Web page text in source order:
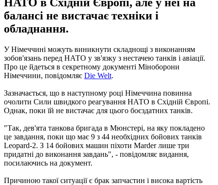
балансі не вистачає техніки і
обладнання.
У Німеччині можуть виникнути складнощі з виконанням
зобов'язань перед НАТО у зв'язку з нестачею танків і авіації.
Про це йдеться в секретному документі Міноборони
Німеччини, повідомляє Die Welt.
Зазначається, що в наступному році Німеччина повинна
очолити Сили швидкого реагування НАТО в Східній Європі.
Однак, поки їй не вистачає для цього боєздатних танків.
"Так, дев'ята танкова бригада в Мюнстері, на яку покладено
це завдання, поки що має 9 з 44 необхідних бойових танків
Leopard-2. З 14 бойових машин піхоти Marder лише три
придатні до виконання завдань", - повідомляє видання,
посилаючись на документ.
Причиною такої ситуації є брак запчастин і висока вартість